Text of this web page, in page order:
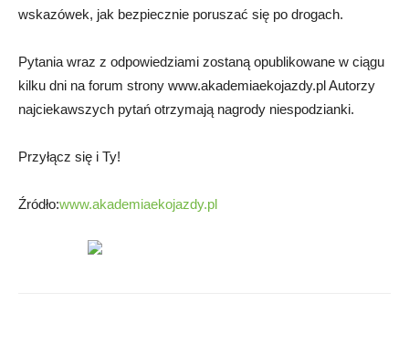
wskazówek, jak bezpiecznie poruszać się po drogach.
Pytania wraz z odpowiedziami zostaną opublikowane w ciągu
kilku dni na forum strony www.akademiaekojazdy.pl Autorzy
najciekawszych pytań otrzymają nagrody niespodzianki.
Przyłącz się i Ty!
Źródło:www.akademiaekojazdy.pl